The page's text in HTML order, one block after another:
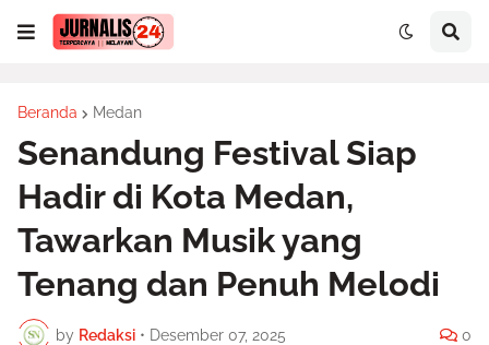
Beranda Medan
Senandung Festival Siap
Hadir di Kota Medan,
Tawarkan Musik yang
Tenang dan Penuh Melodi
by Redaksi • Desember 07, 2025 0